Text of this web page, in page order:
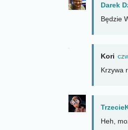
Darek
Będzie
Kori
Krzywa
Heh,